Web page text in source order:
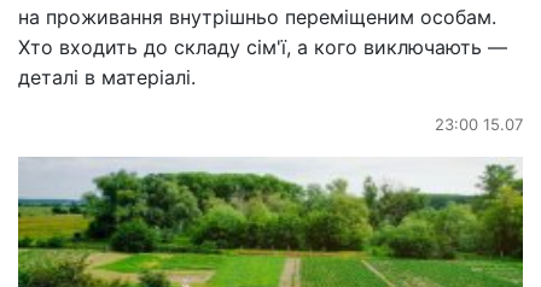
на проживання внутрішньо переміщеним особам.
Хто входить до складу сім'ї, а кого виключають —
деталі в матеріалі.
23:00 15.07